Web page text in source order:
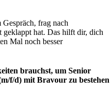
frag nach
geklappt hat. Das hilft dir, dich
Mal noch besser
brauchst, um Senior
f/d) mit Bravour zu bestehen